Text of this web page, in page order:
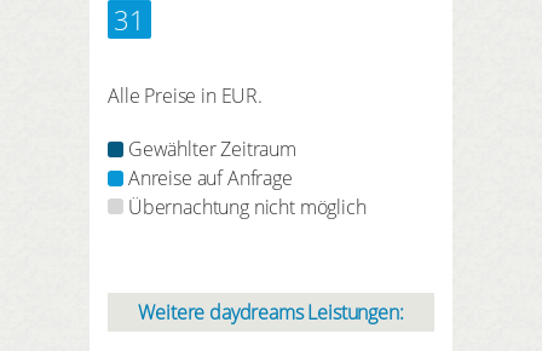
31
Alle Preise in EUR.
Gewählter Zeitraum
Anreise auf Anfrage
Übernachtung nicht möglich
Weitere daydreams Leistungen: